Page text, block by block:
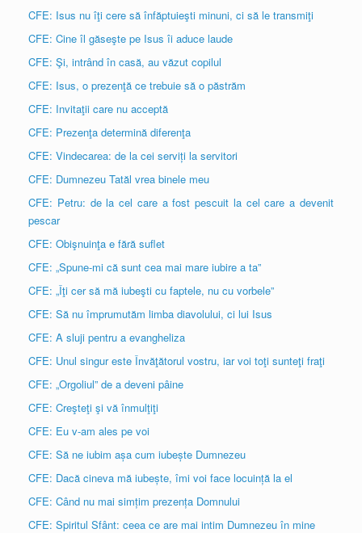
CFE: Isus nu îţi cere să înfăptuieşti minuni, ci să le transmiţi
CFE: Cine îl găseşte pe Isus îi aduce laude
CFE: Şi, intrând în casă, au văzut copilul
CFE: Isus, o prezenţă ce trebuie să o păstrăm
CFE: Invitaţii care nu acceptă
CFE: Prezenţa determină diferenţa
CFE: Vindecarea: de la cei serviți la servitori
CFE: Dumnezeu Tatăl vrea binele meu
CFE: Petru: de la cel care a fost pescuit la cel care a devenit
pescar
CFE: Obişnuinţa e fără suflet
CFE: „Spune-mi că sunt cea mai mare iubire a ta”
CFE: „Îţi cer să mă iubeşti cu faptele, nu cu vorbele”
CFE: Să nu împrumutăm limba diavolului, ci lui Isus
CFE: A sluji pentru a evangheliza
CFE: Unul singur este Învăţătorul vostru, iar voi toţi sunteţi fraţi
CFE: „Orgoliul” de a deveni pâine
CFE: Creşteţi şi vă înmulţiţi
CFE: Eu v-am ales pe voi
CFE: Să ne iubim așa cum iubește Dumnezeu
CFE: Dacă cineva mă iubește, îmi voi face locuință la el
CFE: Când nu mai simțim prezența Domnului
CFE: Spiritul Sfânt: ceea ce are mai intim Dumnezeu în mine